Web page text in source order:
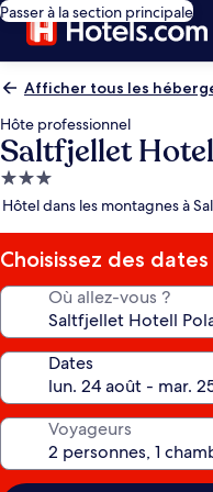
Passer à la section principale
Afficher tous les
Hôte professionnel
Saltfjellet
Hébergement
3.0 étoiles
Hôtel dans les montagnes à
Choisissez des
Où allez-vous ?
Dates
Voyageurs